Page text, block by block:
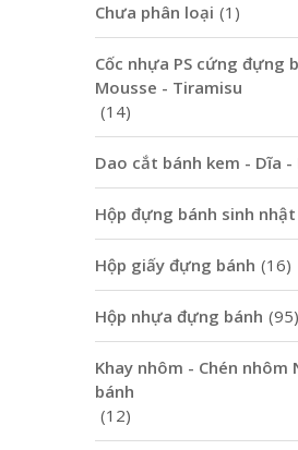
Chưa phân loại (1)
Cốc nhựa PS cứng đựng
Mousse - Tiramisu
(14)
Dao cắt bánh kem - Dĩa -
Hộp đựng bánh sinh nhật
Hộp giấy đựng bánh (16)
Hộp nhựa đựng bánh (95)
Khay nhôm - Chén nhôm
bánh
(12)